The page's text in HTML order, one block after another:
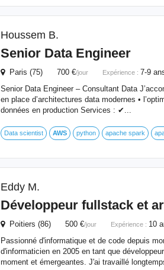
Houssem B.
Senior Data Engineer
Paris (75) 700 €/jour Expérience : 7-9
Senior Data Engineer – Consultant Data
en place d’architectures data modernes •
données en production Services : ✔...
Data scientist AWS python apache spark
Eddy M.
Développeur fullstack et
Poitiers (86) 500 €/jour Expérience : 10
Passionné d'informatique et de code depuis
d'informaticien en 2005 en tant que
moment et émergeantes. J'ai travaillé